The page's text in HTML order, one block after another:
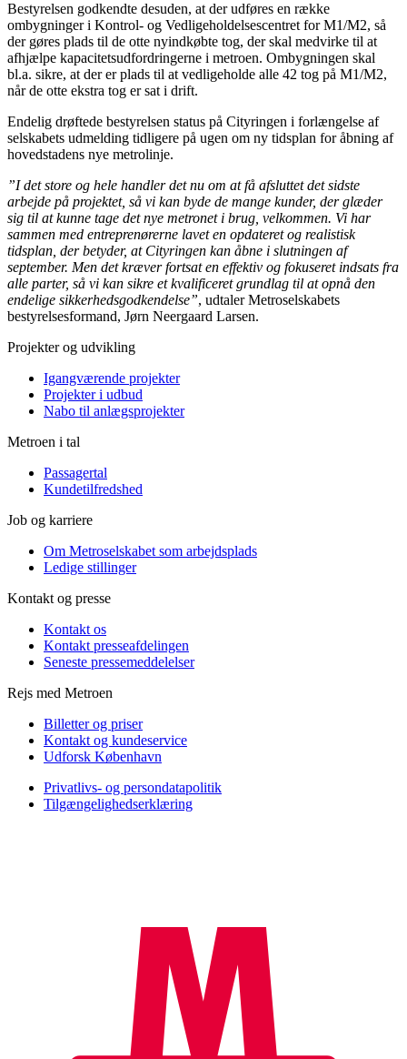
Bestyrelsen godkendte desuden, at der udføres en række
ombygninger i Kontrol- og Vedligeholdelsescentret for M1/M2, så
der gøres plads til de otte nyindkøbte tog, der skal medvirke til at
afhjælpe kapacitetsudfordringerne i metroen. Ombygningen skal
bl.a. sikre, at der er plads til at vedligeholde alle 42 tog på M1/M2,
når de otte ekstra tog er sat i drift.
Endelig drøftede bestyrelsen status på Cityringen i forlængelse af
selskabets udmelding tidligere på ugen om ny tidsplan for åbning af
hovedstadens nye metrolinje.
”I det store og hele handler det nu om at få afsluttet det sidste
arbejde på projektet, så vi kan byde de mange kunder, der glæder
sig til at kunne tage det nye metronet i brug, velkommen. Vi har
sammen med entreprenørerne lavet en opdateret og realistisk
tidsplan, der betyder, at Cityringen kan åbne i slutningen af
september. Men det kræver fortsat en effektiv og fokuseret indsats fra
alle parter, så vi kan sikre et kvalificeret grundlag til at opnå den
endelige sikkerhedsgodkendelse”, udtaler Metroselskabets
bestyrelsesformand, Jørn Neergaard Larsen.
Projekter og udvikling
Igangværende projekter
Projekter i udbud
Nabo til anlægsprojekter
Metroen i tal
Passagertal
Kundetilfredshed
Job og karriere
Om Metroselskabet som arbejdsplads
Ledige stillinger
Kontakt og presse
Kontakt os
Kontakt presseafdelingen
Seneste pressemeddelelser
Rejs med Metroen
Billetter og priser
Kontakt og kundeservice
Udforsk København
Privatlivs- og persondatapolitik
Tilgængelighedserklæring